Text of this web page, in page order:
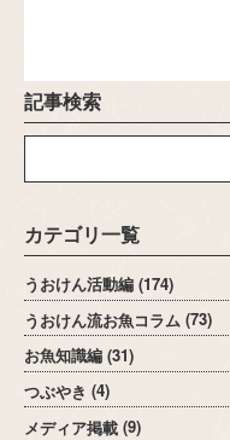
記事検索
カテゴリ一覧
うおけん活動編 (174)
うおけん流お魚コラム (73)
お魚知識編 (31)
つぶやき (4)
メディア掲載 (9)